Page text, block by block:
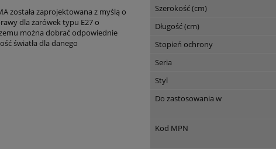
została zaprojektowana z myślą o
dla żarówek typu E27 o
można dobrać odpowiednie
światła dla danego
Szerokość (cm)
Długość (cm)
Stopień ochrony
Seria
Styl
Do zastosowania w
Kod MPN